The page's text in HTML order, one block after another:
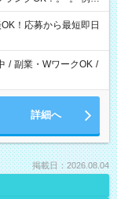
ター/受付/販売/カフェ
粧品販売/など 様々な
！応募から最短即日
/ 副業・WワークOK /
詳細へ
掲載日：2026.08.04